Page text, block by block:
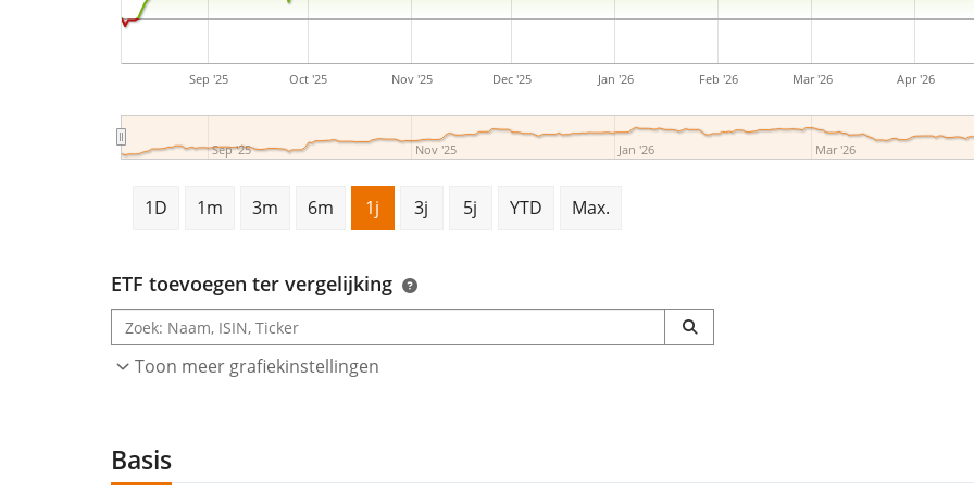
Sep '25 Oct '25 Nov '25 Dec '25 Jan '26 Feb '26 Mar '26 Apr '26
Sep '25 Nov '25 Jan '26 Mar '26
1D 1m 3m 6m 1j 3j 5j YTD Max.
ETF toevoegen ter vergelijking
Toon meer grafiekinstellingen
Basis